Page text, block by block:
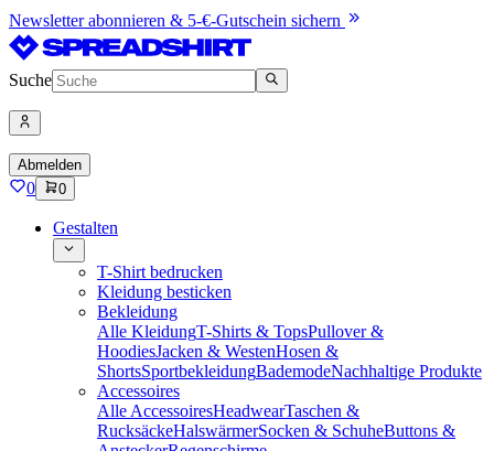
Newsletter abonnieren & 5-€-Gutschein sichern
Suche
Abmelden
0 0
Gestalten
T-Shirt bedrucken
Kleidung besticken
Bekleidung
Alle KleidungT-Shirts & TopsPullover &
HoodiesJacken & WestenHosen &
ShortsSportbekleidungBademodeNachhaltige Produkte
Accessoires
Alle AccessoiresHeadwearTaschen &
RucksäckeHalswärmerSocken & SchuheButtons &